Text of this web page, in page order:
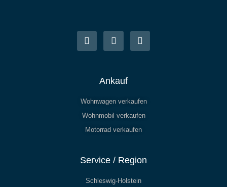
h
a
t
n
v
e
p
h
o
n
Ankauf
Wohnwagen verkaufen
Wohnmobil verkaufen
Motorrad verkaufen
Service / Region
Schleswig-Holstein